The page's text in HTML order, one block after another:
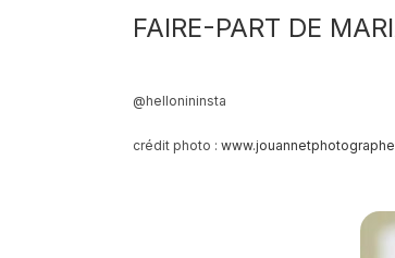
FAIRE-PART DE
@hellonininsta
crédit photo :